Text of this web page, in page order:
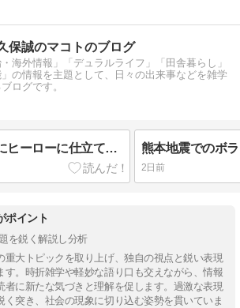
保誠のマコトのブログ
・海外情報」「デュラルライフ」「田舎暮らし」
」の情報を主題として、日々の出来事などを雑学
ログです。
ベトナム人を強引にヒーローに仕立て上げるマスゴミの悪辣さ
2日前
ポイント
を鋭く解説し分析
重大トピックを取り上げ、独自の視点と鋭い表現
す。時折雑学や軽妙な語り口も交えながら、情報
者に新たな気づきと理解を促します。過激な表現
く突き、社会の現象に切り込む姿勢を貫いていま